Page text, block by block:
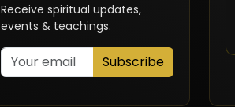
Receive spiritual updates,
events & teachings.
Subscribe